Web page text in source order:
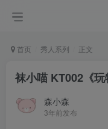
首页 秀人系列 正文
袜小喵 KT002《玩
森小森
3年前发布